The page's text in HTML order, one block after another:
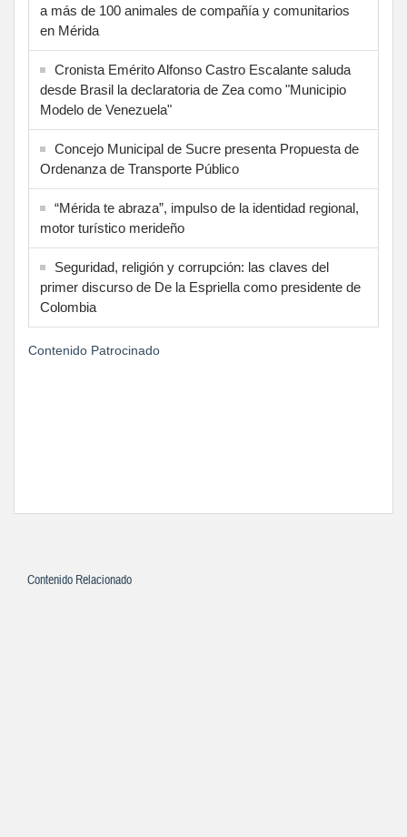
a más de 100 animales de compañía y comunitarios
en Mérida
Cronista Emérito Alfonso Castro Escalante saluda
desde Brasil la declaratoria de Zea como "Municipio
Modelo de Venezuela"
Concejo Municipal de Sucre presenta Propuesta de
Ordenanza de Transporte Público
“Mérida te abraza”, impulso de la identidad regional,
motor turístico merideño
Seguridad, religión y corrupción: las claves del
primer discurso de De la Espriella como presidente de
Colombia
Contenido Patrocinado
Contenido Relacionado